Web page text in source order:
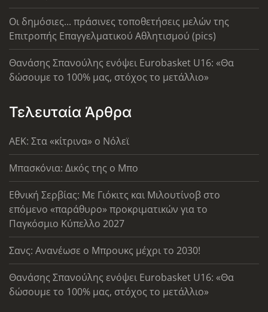
Οι δημόσιες... πράσινες τοποθετήσεις μελών της
Επιτροπής Επαγγελματικού Αθλητισμού (pics)
Θανάσης Σπανούλης ενόψει Eurobasket U16: «Θα
δώσουμε το 100% μας, στόχος το μετάλλιο»
Τελευταία Άρθρα
AEK: Στα «κίτρινα» ο Νόλεϊ
Μπασκόνια: Δικός της ο Μπο
Εθνική Σερβίας: Με Γιόκιτς και Μιλουτίνοβ στο
επόμενο «παράθυρο» προκριματικών για το
Παγκόσμιο Κύπελλο 2027
Σανς: Ανανέωσε ο Μπρουκς μέχρι το 2030!
Θανάσης Σπανούλης ενόψει Eurobasket U16: «Θα
δώσουμε το 100% μας, στόχος το μετάλλιο»